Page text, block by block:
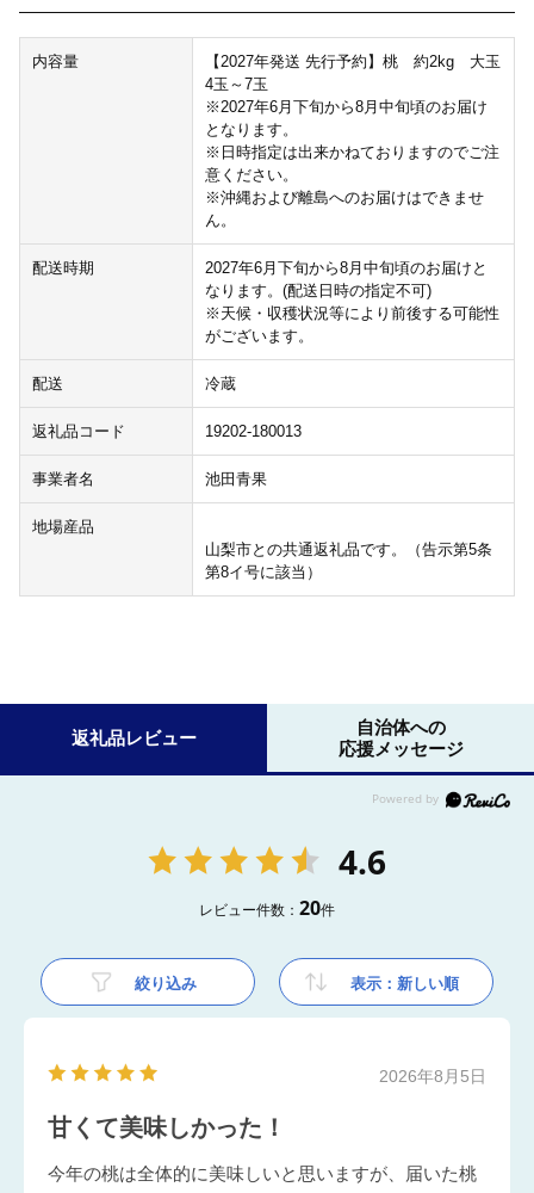
内容量
【2027年発送 先行予約】桃 約2kg 大玉
4玉～7玉
※2027年6月下旬から8月中旬頃のお届け
となります。
※日時指定は出来かねておりますのでご注
意ください。
※沖縄および離島へのお届けはできませ
ん。
配送時期
2027年6月下旬から8月中旬頃のお届けと
なります。(配送日時の指定不可)
※天候・収穫状況等により前後する可能性
がございます。
配送 冷蔵
返礼品コード 19202-180013
事業者名 池田青果
地場産品
山梨市との共通返礼品です。（告示第5条
第8イ号に該当）
返礼品レビュー
自治体への
応援メッセージ
4.6
レビュー件数： 20件
絞り込み 表示：新しい順
2026年8月5日
甘くて美味しかった！
今年の桃は全体的に美味しいと思いますが、届いた桃